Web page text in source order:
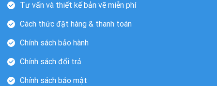
Tư vấn và thiết kế bản vẽ miễn phí
Cách thức đặt hàng & thanh toán
Chính sách bảo hành
Chính sách đổi trả
Chính sách bảo mật